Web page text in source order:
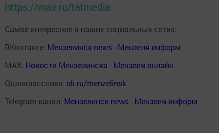
https://max.ru/tatmedia
Самое интересное в наших социальных сетях:
ВКонтакте: Мензелинск news - Мензеля-информ
MAX: Новости Мензелинска - Мензеля онлайн
Одноклассники: ok.ru/menzelinsk
Telegram-канал: Мензелинск news - Мензеля-информ